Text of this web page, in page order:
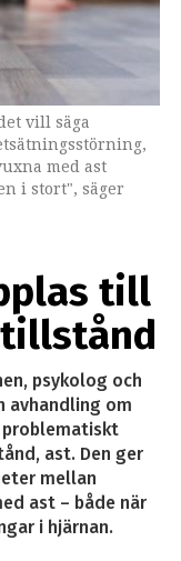
vill säga
med ast
i stort", säger
mellan
till
psykolog och
avhandling om
ast. Den ger
mellan
ast – både när
i hjärnan.